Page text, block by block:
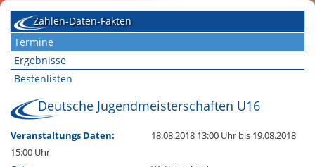
Zahlen-Daten-Fakten
Termine
Ergebnisse
Bestenlisten
Deutsche Jugendmeisterschaften U16
Veranstaltungs Daten: 18.08.2018 13:00 Uhr bis 19.08.2018
15:00 Uhr